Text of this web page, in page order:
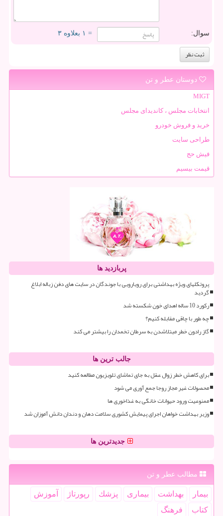
سوال: = ۱ بعلاوه ۳
دوستان عطر و تن
MIGT
انتخابات مجلس ، کاندیدای مجلس
خرید و فروش خودرو
طراحی سایت
فیش حج
قیمت بیسیم
پربازدید ها
پروتکلهای ویژه بهداشتی برای رویارویی با جوندگان در سایت های دفن زباله ابلاغ
گردید
رکورد 10 ساله اهدای خون شکسته شد
چه طور با چاقی مقابله کنیم؟
گاز رادون خطر مبتلاشدن به سرطان تخمدان را بیشتر می کند
جالب ترین ها
برای کاهش خطر زوال عقل به جای تماشای تلویزیون مطالعه کنید
محصولات غیر مجاز روجا جمع آوری می شود
ممنوعیت ورود حیوانات خانگی به غذاخوری ها
وزیر بهداشت خواهان اجرای پیمایش کشوری سلامت دهان و دندان دانش آموزان شد
جدیدترین ها
مطالب عطر و تن
بیمار بهداشت بیماری پزشك رپورتاژ
آموزش
كتاب
فرهنگ